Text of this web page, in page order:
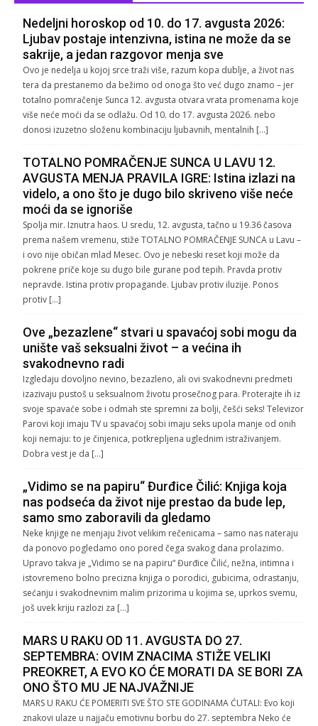
Nedeljni horoskop od 10. do 17. avgusta 2026:
Ljubav postaje intenzivna, istina ne može da se
sakrije, a jedan razgovor menja sve
Ovo je nedelja u kojoj srce traži više, razum kopa dublje, a život nas
tera da prestanemo da bežimo od onoga što već dugo znamo – jer
totalno pomračenje Sunca 12. avgusta otvara vrata promenama koje
više neće moći da se odlažu. Od 10. do 17. avgusta 2026. nebo
donosi izuzetno složenu kombinaciju ljubavnih, mentalnih […]
TOTALNO POMRAČENJE SUNCA U LAVU 12.
AVGUSTA MENJA PRAVILA IGRE: Istina izlazi na
videlo, a ono što je dugo bilo skriveno više neće
moći da se ignoriše
Spolja mir. Iznutra haos. U sredu, 12. avgusta, tačno u 19.36 časova
prema našem vremenu, stiže TOTALNO POMRAČENJE SUNCA u Lavu –
i ovo nije običan mlad Mesec. Ovo je nebeski reset koji može da
pokrene priče koje su dugo bile gurane pod tepih. Pravda protiv
nepravde. Istina protiv propagande. Ljubav protiv iluzije. Ponos
protiv […]
Ove „bezazlene“ stvari u spavaćoj sobi mogu da
unište vaš seksualni život – a većina ih
svakodnevno radi
Izgledaju dovoljno nevino, bezazleno, ali ovi svakodnevni predmeti
izazivaju pustoš u seksualnom životu prosečnog para. Proterajte ih iz
svoje spavaće sobe i odmah ste spremni za bolji, češći seks! Televizor
Parovi koji imaju TV u spavaćoj sobi imaju seks upola manje od onih
koji nemaju: to je činjenica, potkrepljena uglednim istraživanjem.
Dobra vest je da […]
„Vidimo se na papiru“ Đurđice Čilić: Knjiga koja
nas podseća da život nije prestao da bude lep,
samo smo zaboravili da gledamo
Neke knjige ne menjaju život velikim rečenicama – samo nas nateraju
da ponovo pogledamo ono pored čega svakog dana prolazimo.
Upravo takva je „Vidimo se na papiru“ Đurđice Čilić, nežna, intimna i
istovremeno bolno precizna knjiga o porodici, gubicima, odrastanju,
sećanju i svakodnevnim malim prizorima u kojima se, uprkos svemu,
još uvek kriju razlozi za […]
MARS U RAKU OD 11. AVGUSTA DO 27.
SEPTEMBRA: OVIM ZNACIMA STIŽE VELIKI
PREOKRET, A EVO KO ĆE MORATI DA SE BORI ZA
ONO ŠTO MU JE NAJVAŽNIJE
MARS U RAKU ĆE POMERITI SVE ŠTO STE GODINAMA ĆUTALI: Evo koji
znakovi ulaze u najjaču emotivnu borbu do 27. septembra Neko će